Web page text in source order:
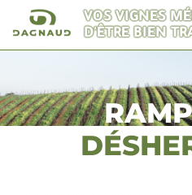
VOS VIGNES
D'ÊTRE BIEN